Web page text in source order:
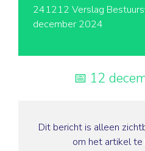
241212 Verslag
december 2024
12
Dit bericht is alleen
om het artikel te